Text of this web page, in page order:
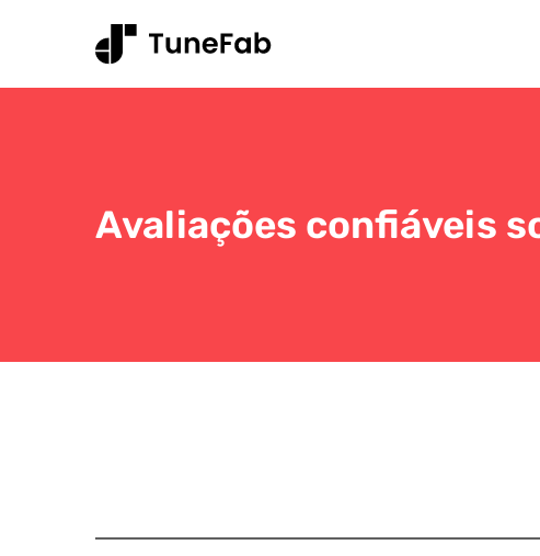
Avaliações confiáveis